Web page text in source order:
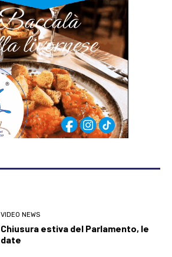
VIDEO NEWS
Chiusura estiva del Parlamento, le
date